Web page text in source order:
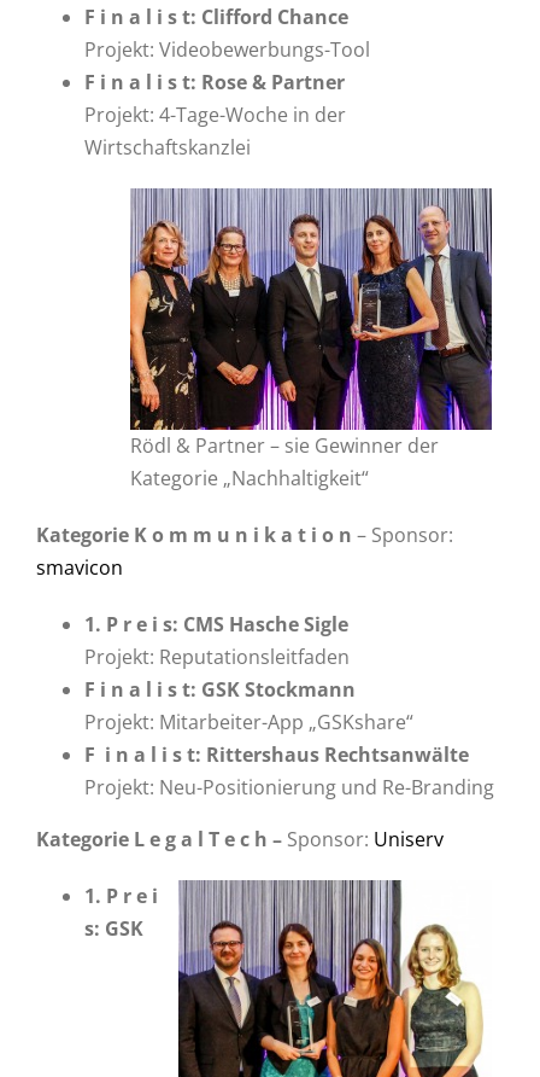
F i n a l i s t: Clifford Chance
Projekt: Videobewerbungs-Tool
F i n a l i s t: Rose & Partner
Projekt: 4-Tage-Woche in der
Wirtschaftskanzlei
Rödl & Partner – sie Gewinner der
Kategorie „Nachhaltigkeit“
Kategorie K o m m u n i k a t i o n – Sponsor:
smavicon
1. P r e i s: CMS Hasche Sigle
Projekt: Reputationsleitfaden
F i n a l i s t: GSK Stockmann
Projekt: Mitarbeiter-App „GSKshare“
F i n a l i s t: Rittershaus Rechtsanwälte
Projekt: Neu-Positionierung und Re-Branding
Kategorie L e g a l T e c h – Sponsor: Uniserv
1. P r e i
s: GSK